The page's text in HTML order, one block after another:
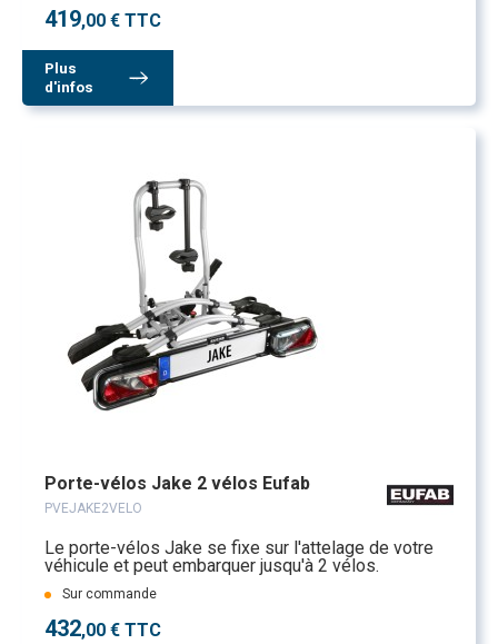
419,00 € TTC
Plus
d'infos
Porte-vélos Jake 2 vélos Eufab
PVEJAKE2VELO
Le porte-vélos Jake se fixe sur l'attelage de votre
véhicule et peut embarquer jusqu'à 2 vélos.
Sur commande
432,00 € TTC